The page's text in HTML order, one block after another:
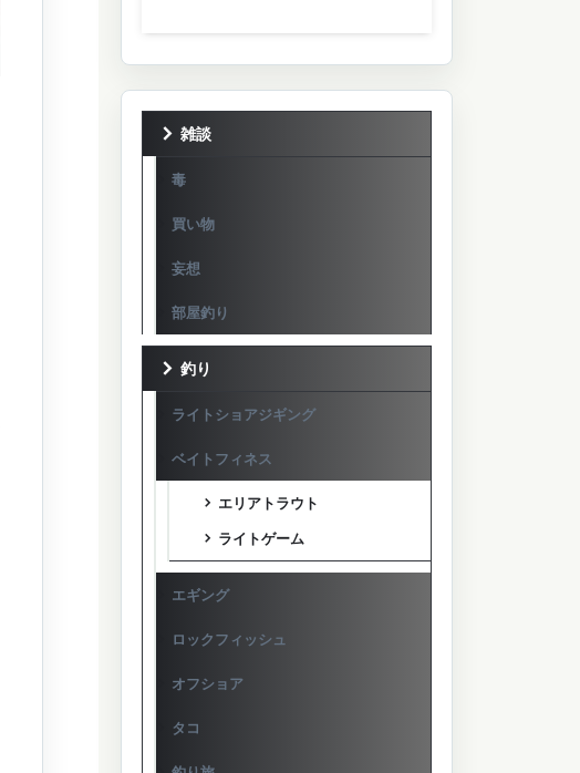
雑談
毒
買い物
妄想
部屋釣り
釣り
ライトショアジギング
ベイトフィネス
エリアトラウト
ライトゲーム
エギング
ロックフィッシュ
オフショア
タコ